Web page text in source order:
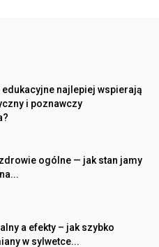
najlepiej wspierają
i poznawczy
ogólne — jak stan jamy
a efekty – jak szybko
w sylwetce...